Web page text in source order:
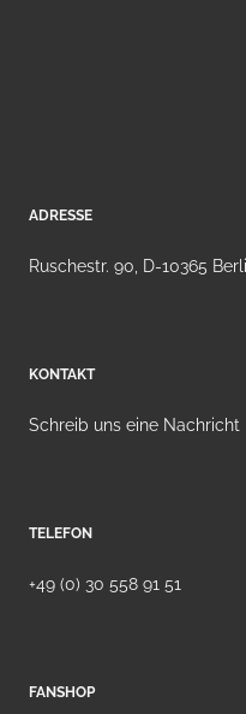
ADRESSE
Ruschestr. 90, D-10365
KONTAKT
Schreib uns eine Nachricht
TELEFON
+49 (0) 30 558 91 51
FANSHOP